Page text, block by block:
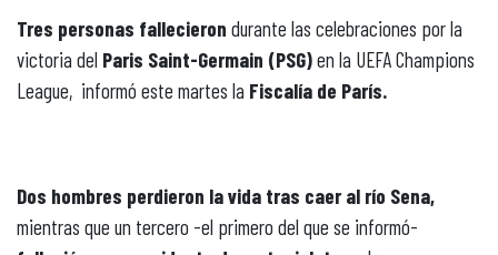
Tres personas fallecieron durante las celebraciones por la
victoria del Paris Saint-Germain (PSG)en la UEFA Champions
League, informó este martes la Fiscalía de París.
Dos hombres perdieron la vida tras caer al río Sena,
mientras que un tercero -el primero del que se informó-